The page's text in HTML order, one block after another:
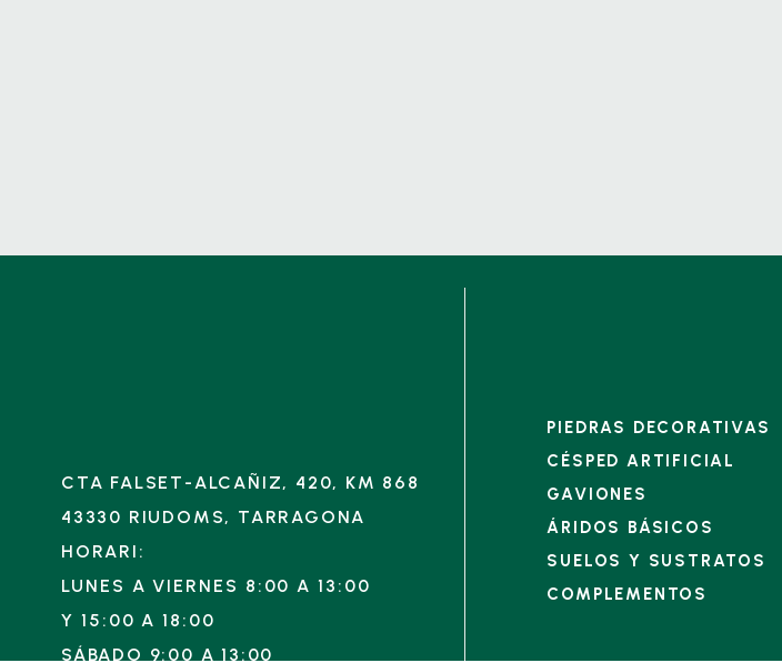
CTA FALSET-ALCAÑIZ, 420, KM 868
43330 RIUDOMS, TARRAGONA
HORARI:
LUNES A VIERNES 8:00 A 13:00
Y 15:00 A 18:00
SÁBADO 9:00 A 13:00
PIEDRAS DECORATIVAS
CÉSPED ARTIFICIAL
GAVIONES
ÁRIDOS BÁSICOS
SUELOS Y SUSTRATOS
COMPLEMENTOS